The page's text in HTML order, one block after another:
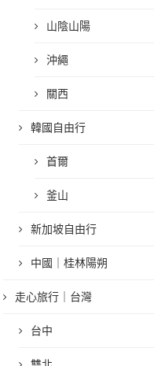
山陰山陽
沖繩
關西
韓國自由行
首爾
釜山
新加坡自由行
中國｜桂林陽朔
走心旅行｜台灣
台中